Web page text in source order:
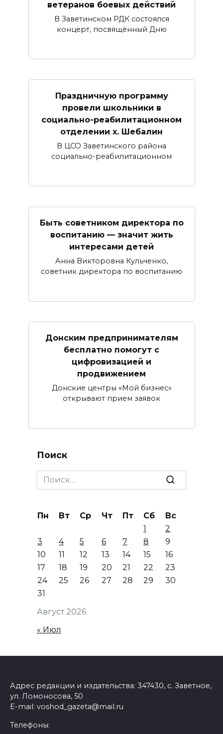
ветеранов боевых действий
В Заветинском РДК состоялся
концерт, посвящённый Дню
Праздничную программу
провели школьники в
социально-реабилитационном
отделении х. Шебалин
В ЦСО Заветинского района
социально-реабилитационном
Быть советником директора по
воспитанию — значит жить
интересами детей
Анна Викторовна Кульченко,
советник директора по воспитанию
Донским предпринимателям
бесплатно помогут с
цифровизацией и
продвижением
Донские центры «Мой бизнес»
открывают прием заявок
Поиск
Search
for:
Август 2026
Пн Вт Ср Чт Пт Сб
Вс
1
2
3
4 5 6 7 8
9
10
11 12 13 14 15
16
17
18 19 20 21 22
23
24
25 26 27 28 29
30
31
« Июл
Адрес редакции и издательства: 347430, с. Заветное,
ул. Ломоносова, 50
E-mail: voshod_gazeta@mail.ru
Телефоны: